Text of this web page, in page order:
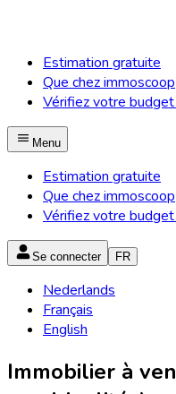
Estimation gratuite
Que chez immoscoop
Vérifiez votre
Menu
Estimation gratuite
Que chez immoscoop
Vérifiez votre
Se connecter FR
Nederlands
Français
English
Immobilier à